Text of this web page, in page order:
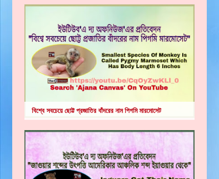
বিশ্বে সবচেয়ে ছোট্ট প্রজাতির বাঁদরের নাম পিগমি মারমোসেট